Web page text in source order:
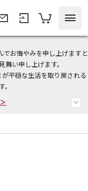
お悔やみを申し上げますと
い申し上げます。
平穏な生活を取り戻される
レゼント！